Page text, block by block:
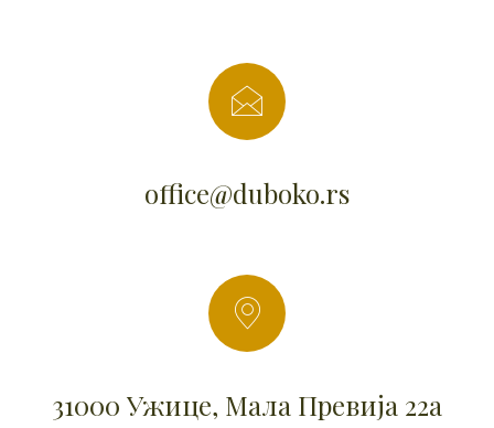
office@duboko.rs
31000 Ужице, Мала Превија 22а